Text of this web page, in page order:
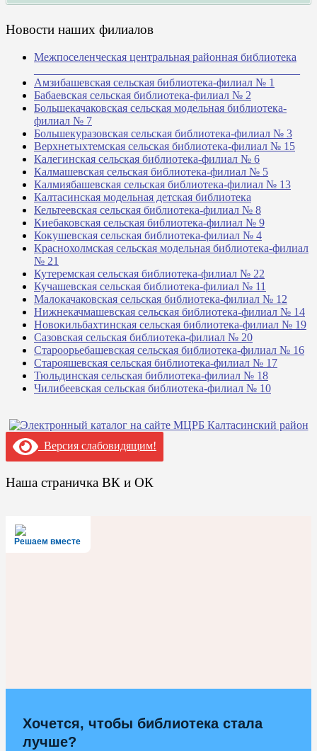
Новости наших филиалов
Межпоселенческая центральная районная библиотека
Амзибашевская сельская библиотека-филиал № 1
Бабаевская сельская библиотека-филиал № 2
Большекачаковская сельская модельная библиотека-
филиал № 7
Большекуразовская сельская библиотека-филиал № 3
Верхнетыхтемская сельская библиотека-филиал № 15
Калегинская сельская библиотека-филиал № 6
Калмашевская сельская библиотека-филиал № 5
Калмиябашевская сельская библиотека-филиал № 13
Калтасинская модельная детская библиотека
Кельтеевская сельская библиотека-филиал № 8
Киебаковская сельская библиотека-филиал № 9
Кокушевская сельская библиотека-филиал № 4
Краснохолмская сельская модельная библиотека-филиал
№ 21
Кутеремская сельская библиотека-филиал № 22
Кучашевская сельская библиотека-филиал № 11
Малокачаковская сельская библиотека-филиал № 12
Нижнекачмашевская сельская библиотека-филиал № 14
Новокильбахтинская сельская библиотека-филиал № 19
Сазовская сельская библиотека-филиал № 20
Староорьебашевская сельская библиотека-филиал № 16
Старояшевская сельская библиотека-филиал № 17
Тюльдинская сельская библиотека-филиал № 18
Чилибеевская сельская библиотека-филиал № 10
Версия слабовидящим!
Наша страничка ВК и ОК
Решаем вместе
Хочется, чтобы библиотека стала
лучше?